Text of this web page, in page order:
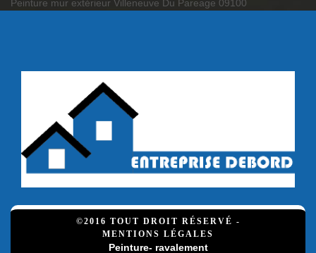
Peinture mur extérieur Villeneuve Du Pareage 09100
©2016 TOUT DROIT RÉSERVÉ -
MENTIONS LÉGALES
Peinture- ravalement